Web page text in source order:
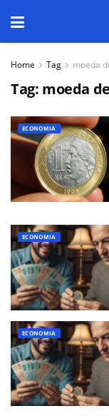
Home Tag moeda
Tag: moeda
ECONOMIA
ECONOMIA
ECONOMIA